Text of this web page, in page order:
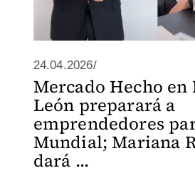
24.04.2026/
Mercado Hecho en
León preparará a
emprendedores
Mundial; Mariana
dará ...